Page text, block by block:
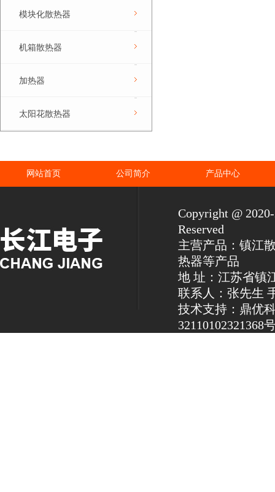
模块化散热器
机箱散热器
加热器
太阳花散热器
网站首页 公司简介 产品中心
Copyright @
Reserved
主营产品：镇江
热器等产品
地 址：江苏省镇
联系人：张先生
技术支持：鼎优
32110102321368